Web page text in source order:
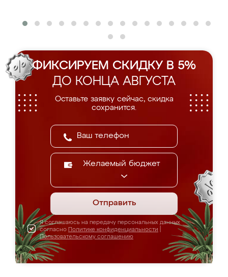
ФИКСИРУЕМ СКИДКУ В 5%
ДО КОНЦА АВГУСТА
Оставьте заявку сейчас, скидка
сохранится.
Желаемый бюджет
Отправить
Я соглашаюсь на передачу персональных данных
согласно Политике конфиденциальности
Пользовательскому соглашению